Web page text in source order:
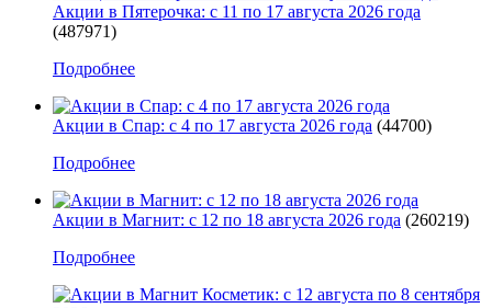
Акции в Пятерочка: с 11 по 17 августа 2026 года
(487971)
Подробнее
Акции в Спар: с 4 по 17 августа 2026 года (44700)
Подробнее
Акции в Магнит: с 12 по 18 августа 2026 года (260219)
Подробнее